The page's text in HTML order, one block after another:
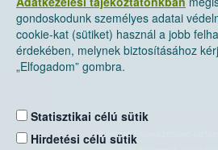
gondoskodunk személyes adatai
cookie-kat (sütiket) használ a jobb
érdekében, melynek biztosításához
„Elfogadom” gombra.
Statisztikai célú sütik
Hirdetési célú sütikNemzeti Élelmiszerlánc-